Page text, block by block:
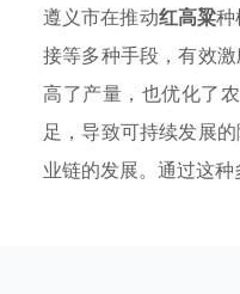
遵义市在推动红高粱种
接等多种手段，有效
高了产量，也优化了
足，导致可持续发展
业链的发展。通过这